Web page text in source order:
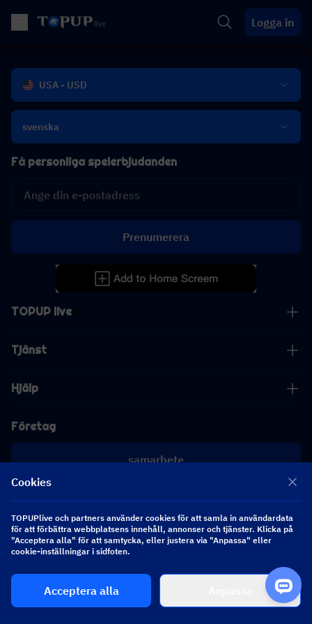
Logga in
USA - USD
svenska
TOPUP live
Tjänst
Hjälp
Företag
samarbete
[email protected]
Få personliga spelerbjudanden
Prenumerera
Följ oss
Copyright 2026 SEA WHALE TECHNOLOGY PTE.LTD. All Rights Reserved.
Cookies
TOPUPlive och partners använder cookies för att samla in användardata
för att förbättra webbplatsens innehåll, annonser och tjänster. Klicka på
"Acceptera alla" för att samtycka, eller justera via "Anpassa" eller
cookie-inställningar i sidfoten.
Acceptera alla